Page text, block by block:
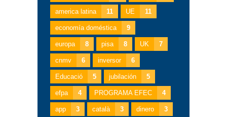
america latina 11 UE 11
economía doméstica 9
europa 8 pisa 8 UK 7
cnmv 6 inversor 6
Educació 5 jubilación 5
efpa 4 PROGRAMA EFEC 4
app 3 català 3 dinero 3